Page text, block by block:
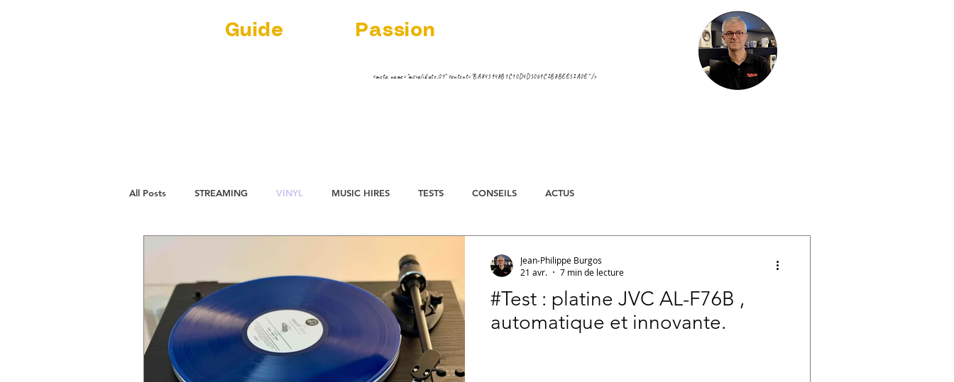
Guide Passion
<meta name="msvalidate.01" content="BA845948B1C10D4D5069C2B8BEE52A0E" />
All Posts STREAMING VINYL MUSIC HIRES TESTS CONSEILS ACTUS
#Test : platine JVC AL-F76B ,
automatique et innovante.
Jean-Philippe Burgos
21 avr.
7 min de lecture